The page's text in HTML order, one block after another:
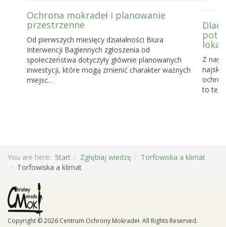
Ochrona mokradeł i planowanie
przestrzenne
Od pierwszych miesięcy działalności Biura
Interwencji Bagiennych zgłoszenia od
społeczeństwa dotyczyły głównie planowanych
inwestycji, które mogą zmienić charakter ważnych
miejsc…
Z
to te,
You are here: Start Zgłębiaj wiedzę
Torfowiska a klimat
Torfowiska a klimat
Copyright © 2026 Centrum Ochrony Mokradeł. All Rights Reserved.